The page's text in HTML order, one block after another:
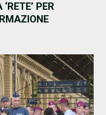
PER